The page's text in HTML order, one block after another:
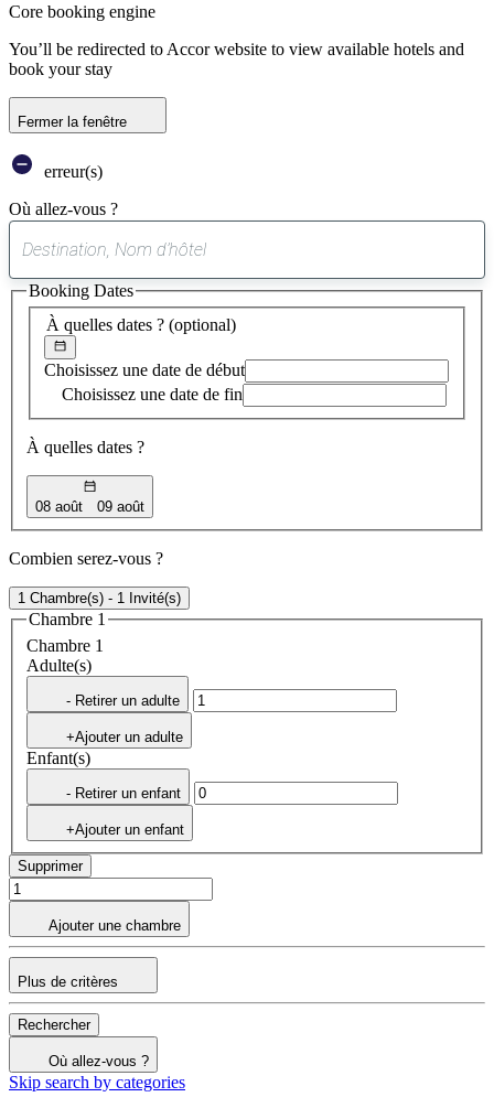
Core booking engine
You’ll be redirected to Accor website to view available hotels and
book your stay
Fermer la fenêtre
erreur(s)
Où allez-vous ?
suggestion
trouvée
À quelles dates ? (optional)
Choisissez une date de début
Choisissez une date de fin
À quelles dates ?
08 août 09 août
Booking Dates
Combien serez-vous ?
1 Chambre(s) - 1 Invité(s)
Chambre 1
Chambre 1
Adulte(s)
- Retirer un adulte
+Ajouter un adulte
Enfant(s)
- Retirer un enfant
+Ajouter un enfant
Supprimer
Ajouter une chambre
Plus de critères
Rechercher
Où allez-vous ?
Skip search by categories